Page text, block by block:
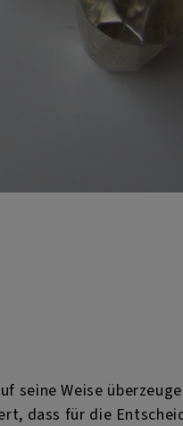
Weise
dass für die